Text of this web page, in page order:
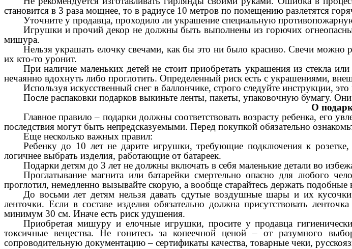
становится в 3 раза мощнее, то в радиусе 10 метров по помещению разлетятся
Уточните у продавца, проходило ли украшение специальную
Игрушки и прочий декор не должны быть выполнены из горючих
мишура.
Нельзя украшать елочку свечами, как бы это ни было красиво. Свечи можно
их кто-то уронит.
При наличие маленьких детей не стоит приобретать украшения из стекла
нечаянно вдохнуть либо проглотить. Определенный риск есть с украшениями,
Используя искусственный снег в баллончике, строго следуйте инструкции,
После распаковки подарков выкиньте ленты, пакеты, упаковочную бумагу.
О
Главное правило – подарки должны соответствовать возрасту ребенка, его
последствия могут быть непредсказуемыми. Перед покупкой обязательно
Еще несколько важных правил:
Ребенку до 10 лет не дарите игрушки, требующие подключения к
логичнее выбрать изделия, работающие от батареек.
Подарки детям до 3 лет не должны включать в себя маленькие детали во
Проглатывание магнита или батарейки смертельно опасно для любого
проглотил, немедленно вызывайте скорую, а вообще старайтесь держать
До восьми лет детям нельзя давать сдутые воздушные шары и их
ленточки. Если в составе изделия обязательно должна присутствовать
минимум 30 см. Иначе есть риск удушения.
Приобретая мишуру и елочные игрушки, просите у продавца
токсичные вещества. Не гонитесь за копеечной ценой – от разумного
сопроводительную документацию – сертификаты качества, товарные чеки,